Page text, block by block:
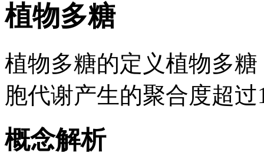
植物多糖
植物多糖的定义植物多
胞代谢产生的聚合度超
概念解析